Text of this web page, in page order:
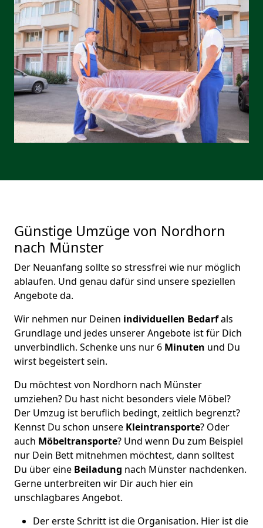
Günstige Umzüge von Nordhorn
nach Münster
Der Neuanfang sollte so stressfrei wie nur möglich
ablaufen. Und genau dafür sind unsere speziellen
Angebote da.
Wir nehmen nur Deinen individuellen Bedarfals
Grundlage und jedes unserer Angebote ist für Dich
unverbindlich. Schenke uns nur 6 Minuten und Du
wirst begeistert sein.
Du möchtest von Nordhorn nach Münster
umziehen? Du hast nicht besonders viele Möbel?
Der Umzug ist beruflich bedingt, zeitlich begrenzt?
Kennst Du schon unsere Kleintransporte? Oder
auch Möbeltransporte? Und wenn Du zum Beispiel
nur Dein Bett mitnehmen möchtest, dann solltest
Du über eine Beiladung nach Münster nachdenken.
Gerne unterbreiten wir Dir auch hier ein
unschlagbares Angebot.
Der erste Schritt ist die Organisation. Hier ist die